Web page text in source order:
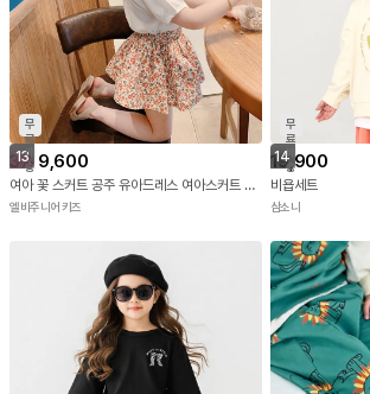
13
무
료
배
송
3% 9,600
여아 꽃 스커트 공주 유아드레스 여아스커트 유아동 꽃치마 여름치마
엘비주니어키즈
14
무
료
배
송
19,900
비욥세트
삼소니